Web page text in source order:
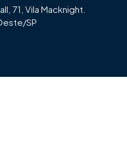
71, Vila Macknight.
SP